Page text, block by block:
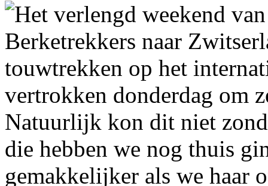
Het verlengd weekend
Berketrekkers naar
touwtrekken op het
vertrokken donderdag om
Natuurlijk kon dit niet
die hebben we nog thuis
gemakkelijker als we haar